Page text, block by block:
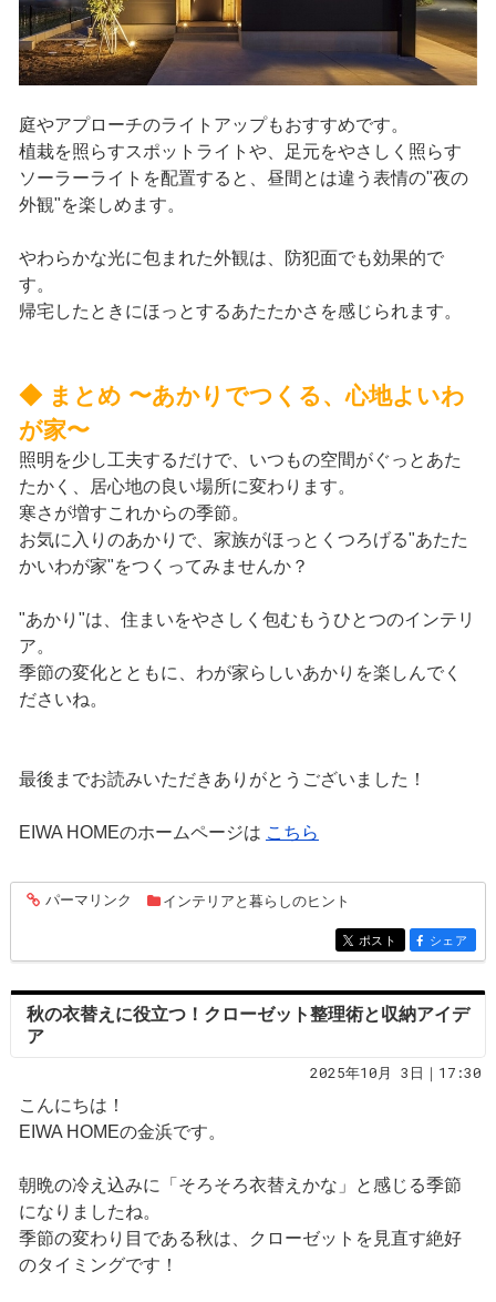
庭やアプローチのライトアップもおすすめです。
植栽を照らすスポットライトや、足元をやさしく照らす
ソーラーライトを配置すると、昼間とは違う表情の"夜の
外観"を楽しめます。
やわらかな光に包まれた外観は、防犯面でも効果的で
す。
帰宅したときにほっとするあたたかさを感じられます。
◆ まとめ 〜あかりでつくる、心地よいわ
が家〜
照明を少し工夫するだけで、いつもの空間がぐっとあた
たかく、居心地の良い場所に変わります。
寒さが増すこれからの季節。
お気に入りのあかりで、家族がほっとくつろげる"あたた
かいわが家"をつくってみませんか？
"あかり"は、住まいをやさしく包むもうひとつのインテリ
ア。
季節の変化とともに、わが家らしいあかりを楽しんでく
ださいね。
最後までお読みいただきありがとうございました！
EIWA HOMEのホームページは こちら
entry265
パーマリンク インテリアと暮らしのヒント
entry265
ポスト entry265
シェア
秋の衣替えに役立つ！クローゼット整理術と収納アイデ
ア
2025年10月 3日｜17:30
こんにちは！
EIWA HOMEの金浜です。
朝晩の冷え込みに「そろそろ衣替えかな」と感じる季節
になりましたね。
季節の変わり目である秋は、クローゼットを見直す絶好
のタイミングです！